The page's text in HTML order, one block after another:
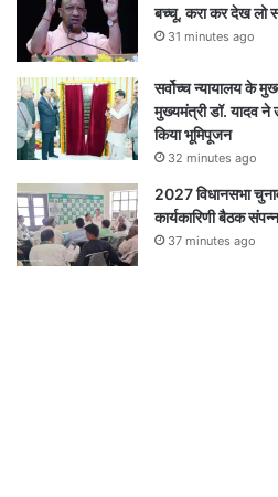
बच्चू, करा कर देख लो
31 minutes ago
सर्वोच्च न्यायालय के
मुख्यमंत्री डॉ. यादव ने
किया भूमिपूजन
32 minutes ago
2027 विधानसभा
कार्यकारिणी बैठक
37 minutes ago